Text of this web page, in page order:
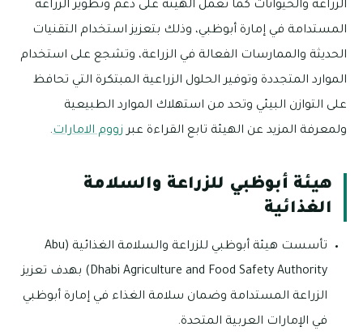
الزراعة والحيوانات كما تعمل الهيئة على دعم وتطوير الزراعة
المستدامة في إمارة أبوظبي، وذلك بتعزيز استخدام التقنيات
الحديثة والممارسات الفعالة في الزراعة، وتشجع على استخدام
الموارد المتجددة وتوفير الحلول الزراعية المبتكرة التي تحافظ
على التوازن البيئي وتحد من استهلاك الموارد الطبيعية
ولمعرفة المزيد عن الهيئة تابع القراءة عبر زووم الامارات.
هيئة أبوظبي للزراعة والسلامة
الغذائية
تأسست هيئة أبوظبي للزراعة والسلامة الغذائية (Abu
Dhabi Agriculture and Food Safety Authority) بهدف تعزيز
الزراعة المستدامة وضمان سلامة الغذاء في إمارة أبوظبي
في الإمارات العربية المتحدة.